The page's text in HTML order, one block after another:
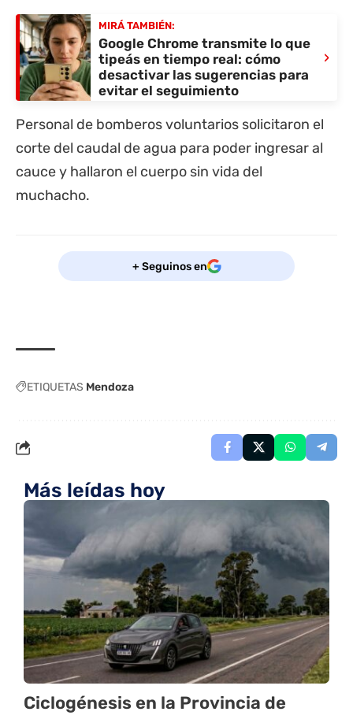
MIRÁ TAMBIÉN:
Google Chrome transmite lo que
tipeás en tiempo real: cómo
desactivar las sugerencias para
evitar el seguimiento
›
Personal de bomberos voluntarios solicitaron el
corte del caudal de agua para poder ingresar al
cauce y hallaron el cuerpo sin vida del
muchacho.
+ Seguinos en
ETIQUETAS Mendoza
Más leídas hoy
Ciclogénesis en la Provincia de